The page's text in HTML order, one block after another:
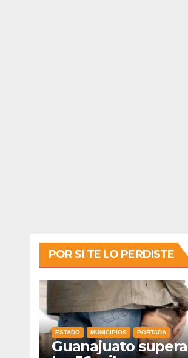
POR SI TE LO PERDISTE
ESTADO MUNICIPIOS PORTADA
Guanajuato supera